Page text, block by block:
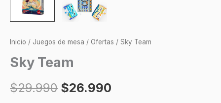
Inicio / Juegos de mesa / Ofertas / Sky Team
Sky Team
$29.990 $26.990